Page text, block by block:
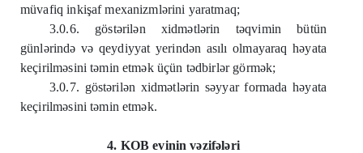
müvafiq inkişaf mexanizmlərini yaratmaq;
3.0.6. göstərilən xidmətlərin təqvimin bütün
günlərində və qeydiyyat yerindən asılı olmayaraq həyata
keçirilməsini təmin etmək üçün tədbirlər görmək;
3.0.7. göstərilən xidmətlərin səyyar formada həyata
keçirilməsini təmin etmək.
4. KOB evinin vəzifələri